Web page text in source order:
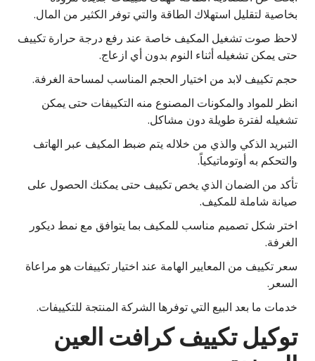
بخاصية لتقليل استهلاك الطاقة والتي توفر الكثير من المال.
لاحظ صوت تشغيل المكيف خاصة عند رفع درجة حرارة تكييف
حتى يمكن تشغيله أثناء النوم بدون أي ازعاج.
حجم تكييف لابد من اختيار الحجم المناسب لمساحة الغرفة.
انظر للمواد والمكونات المصنوع منه التكييفات حتى يمكن
تشغيله لفترة طويلة دون مشاكل.
التبريد الذكي والذي من خلاله يتم ضبط المكيف عبر الهاتف
والتحكم به أوتوماتيكياً.
تأكد من الضمان الذي يخص تكييف حتى يمكنك الحصول على
صيانة شاملة للمكيف.
اختر شكل تصميم مناسب للمكيف بما يتوافق مع نمط ديكور
الغرفة.
سعر تكييف من المعايير الهامة عند اختيار تكييفات هو مراعاة
السعر.
خدمات ما بعد البيع التي توفرها الشركة المنتجة للتكييفات.
توكيل تكييف كرافت العين